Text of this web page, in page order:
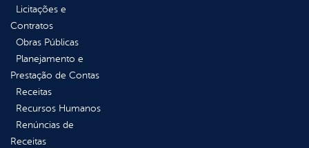
Licitações e
Contratos
Obras Públicas
Planejamento e
Prestação de Contas
Receitas
Recursos Humanos
Renúncias de
Receitas